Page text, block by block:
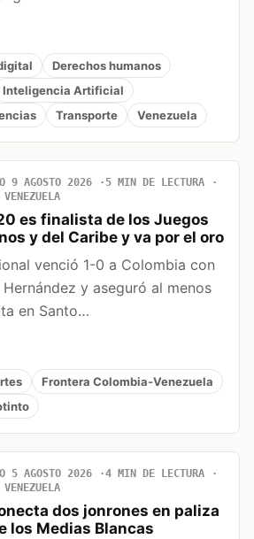
Derechos humanos
Inteligencia Artificial
Transporte Venezuela
9 AGOSTO 2026
5 MIN DE LECTURA
es finalista de los Juegos
y del Caribe y va por el oro
venció 1-0 a Colombia con
y aseguró al menos
en Santo…
Frontera Colombia-Venezuela
5 AGOSTO 2026
4 MIN DE LECTURA
dos jonrones en paliza
los Medias Blancas